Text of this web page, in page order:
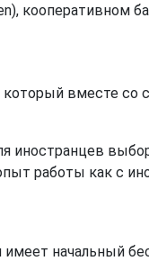
кооперативном
вместе
работы как с
начальный